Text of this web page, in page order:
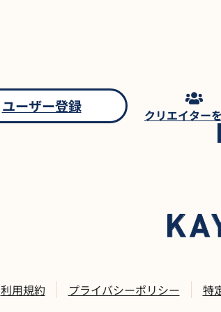
ユーザー登録
クリエイター
利用規約 プライバシーポリシー 特